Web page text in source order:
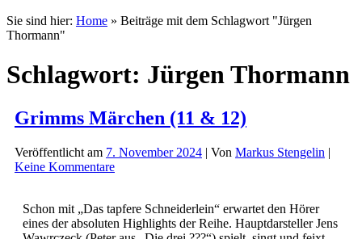
Sie sind hier: Home » Beiträge mit dem Schlagwort "Jürgen
Thormann"
Schlagwort: Jürgen Thormann
Grimms Märchen (11 & 12)
Veröffentlicht am 7. November 2024 | Von Markus Stengelin |
Keine Kommentare
Schon mit „Das tapfere Schneiderlein“ erwartet den Hörer
eines der absoluten Highlights der Reihe. Hauptdarsteller Jens